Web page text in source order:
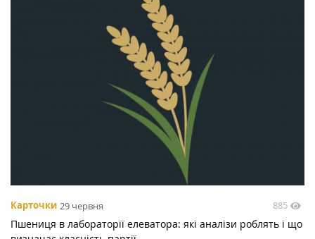
Карточки 29 червня 885
Пшениця в лабораторії елеватора: які аналізи роблять і що